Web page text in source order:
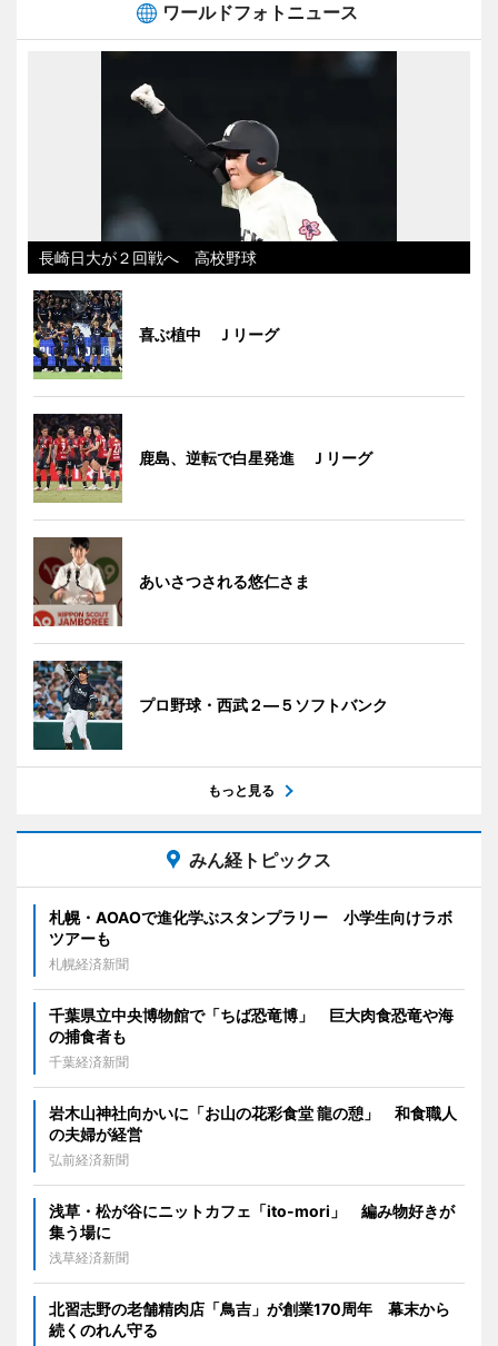
ワールドフォトニュース
長崎日大が２回戦へ 高校野球
喜ぶ植中 Ｊリーグ
鹿島、逆転で白星発進 Ｊリーグ
あいさつされる悠仁さま
プロ野球・西武２―５ソフトバンク
もっと見る
みん経トピックス
札幌・AOAOで進化学ぶスタンプラリー 小学生向けラボ
ツアーも
札幌経済新聞
千葉県立中央博物館で「ちば恐竜博」 巨大肉食恐竜や海
の捕食者も
千葉経済新聞
岩木山神社向かいに「お山の花彩食堂 龍の憩」 和食職人
の夫婦が経営
弘前経済新聞
浅草・松が谷にニットカフェ「ito-mori」 編み物好きが
集う場に
浅草経済新聞
北習志野の老舗精肉店「鳥吉」が創業170周年 幕末から
続くのれん守る